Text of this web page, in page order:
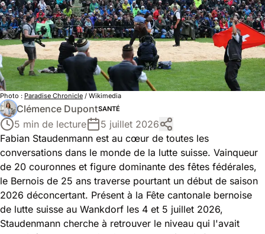
Photo : Paradise Chronicle / Wikimedia
Clémence DupontSANTÉ
5 min de lecture
5 juillet 2026
Fabian Staudenmann est au cœur de toutes les
conversations dans le monde de la lutte suisse. Vainqueur
de 20 couronnes et figure dominante des fêtes fédérales,
le Bernois de 25 ans traverse pourtant un début de saison
2026 déconcertant. Présent à la Fête cantonale bernoise
de lutte suisse au Wankdorf les 4 et 5 juillet 2026,
Staudenmann cherche à retrouver le niveau qui l'avait